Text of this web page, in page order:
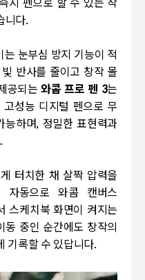
시 펜으로 할 수 있는 작
니다.
눈부심 방지 기능이 적
반사를 줄이고 창작 몰
공되는와콤 프로 펜 3는
성능 디지털 펜으로 무
능하며, 정밀한 표현력과
.
터치한 채 살짝 압력을
자동으로 와콤 캔버스
스케치북 화면이 켜지는
동 중인 순간에도 창작의
기록할 수 있답니다.